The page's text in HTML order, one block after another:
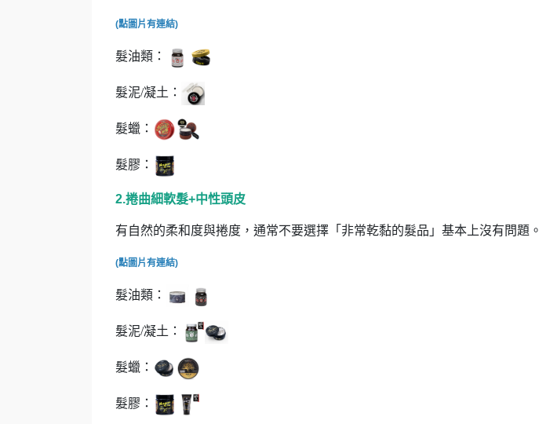
(點圖片有連結)
髮油類：
髮泥/凝土：
髮蠟：
髮膠：
2.捲曲細軟髮+中性頭皮
有自然的柔和度與捲度，通常不要選擇「非常乾黏的髮品」基本上沒有問題。
(點圖片有連結)
髮油類：
髮泥/凝土：
髮蠟：
髮膠：